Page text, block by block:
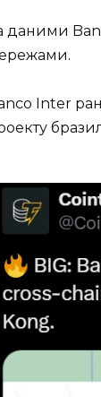
даними
Inter